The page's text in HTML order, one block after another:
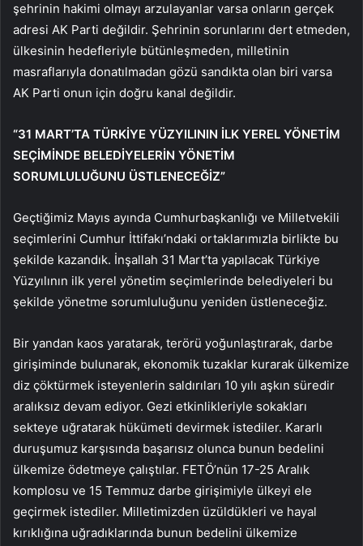
şehrinin hakimi olmayı arzulayanlar varsa onların gerçek
adresi AK Parti değildir. Şehrinin sorunlarını dert etmeden,
ülkesinin hedefleriyle bütünleşmeden, milletinin
masraflarıyla donatılmadan gözü sandıkta olan biri varsa
AK Parti onun için doğru kanal değildir.
“31 MART’TA TÜRKİYE YÜZYILININ İLK YEREL YÖNETİM
SEÇİMİNDE BELEDİYELERİN YÖNETİM
SORUMLULUĞUNU ÜSTLENECEĞİZ”
Geçtiğimiz Mayıs ayında Cumhurbaşkanlığı ve Milletvekili
seçimlerini Cumhur İttifakı’ndaki ortaklarımızla birlikte bu
şekilde kazandık. İnşallah 31 Mart’ta yapılacak Türkiye
Yüzyılının ilk yerel yönetim seçimlerinde belediyeleri bu
şekilde yönetme sorumluluğunu yeniden üstleneceğiz.
Bir yandan kaos yaratarak, terörü yoğunlaştırarak, darbe
girişiminde bulunarak, ekonomik tuzaklar kurarak ülkemize
diz çöktürmek isteyenlerin saldırıları 10 yılı aşkın süredir
aralıksız devam ediyor. Gezi etkinlikleriyle sokakları
sekteye uğratarak hükümeti devirmek istediler. Kararlı
duruşumuz karşısında başarısız olunca bunun bedelini
ülkemize ödetmeye çalıştılar. FETÖ’nün 17-25 Aralık
komplosu ve 15 Temmuz darbe girişimiyle ülkeyi ele
geçirmek istediler. Milletimizden üzüldükleri ve hayal
kırıklığına uğradıklarında bunun bedelini ülkemize